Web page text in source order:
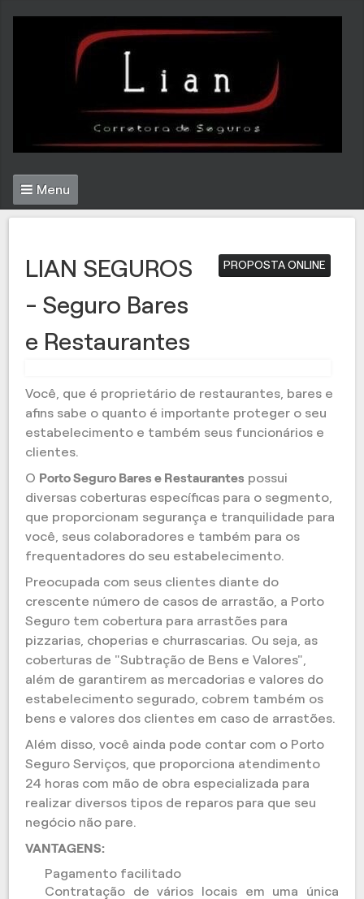
Menu
PROPOSTA ONLINE
LIAN SEGUROS
- Seguro Bares
e Restaurantes
Você, que é proprietário de restaurantes, bares e
afins sabe o quanto é importante proteger o seu
estabelecimento e também seus funcionários e
clientes.
O Porto Seguro Bares e Restaurantes possui
diversas coberturas específicas para o segmento,
que proporcionam segurança e tranquilidade para
você, seus colaboradores e também para os
frequentadores do seu estabelecimento.
Preocupada com seus clientes diante do
crescente número de casos de arrastão, a Porto
Seguro tem cobertura para arrastões para
pizzarias, choperias e churrascarias. Ou seja, as
coberturas de "Subtração de Bens e Valores",
além de garantirem as mercadorias e valores do
estabelecimento segurado, cobrem também os
bens e valores dos clientes em caso de arrastões.
Além disso, você ainda pode contar com o Porto
Seguro Serviços, que proporciona atendimento
24 horas com mão de obra especializada para
realizar diversos tipos de reparos para que seu
negócio não pare.
VANTAGENS:
Pagamento facilitado
Contratação de vários locais em uma única